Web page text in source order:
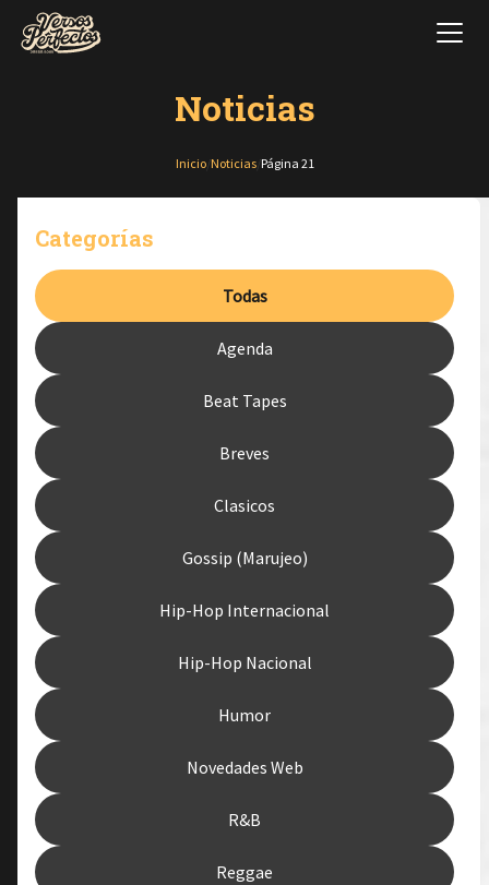
Noticias
Inicio/ Noticias/ Página 21
Categorías
Todas
Agenda
Beat Tapes
Breves
Clasicos
Gossip (Marujeo)
Hip-Hop Internacional
Hip-Hop Nacional
Humor
Novedades Web
R&B
Reggae